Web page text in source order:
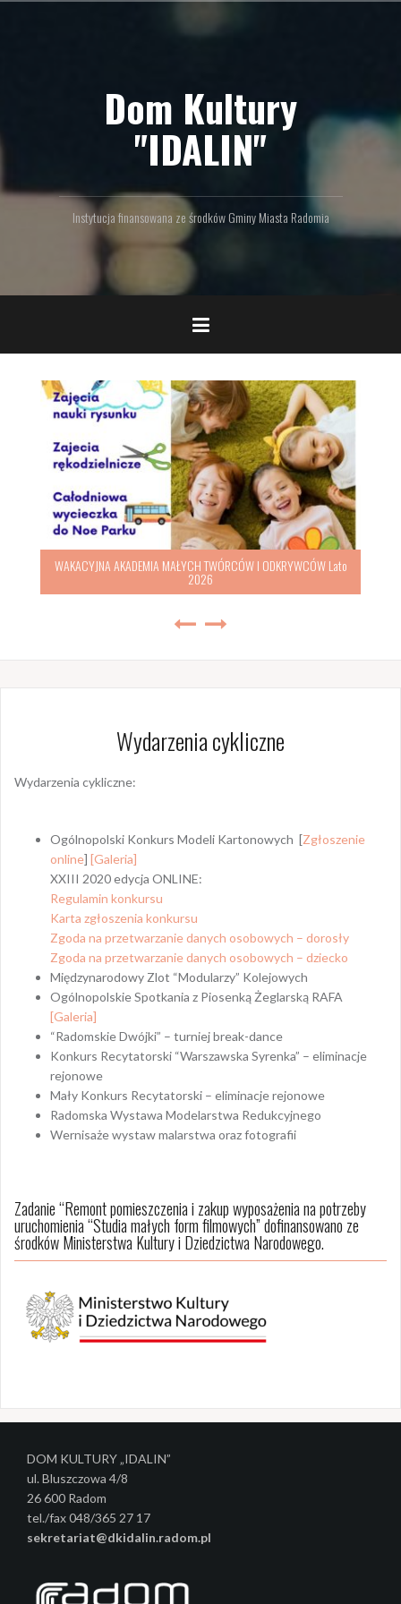
d
t
Dom Kultury
"IDALIN"
Instytucja finansowana ze środków Gminy Miasta Radomia
WAKACYJNA AKADEMIA MAŁYCH TWÓRCÓW I ODKRYWCÓW Lato
2026
Wydarzenia cykliczne
Wydarzenia cykliczne:
Ogólnopolski Konkurs Modeli Kartonowych [Zgłoszenie
online] [Galeria]
XXIII 2020 edycja ONLINE:
Regulamin konkursu
Karta zgłoszenia konkursu
Zgoda na przetwarzanie danych osobowych – dorosły
Zgoda na przetwarzanie danych osobowych – dziecko
Międzynarodowy Zlot “Modularzy” Kolejowych
Ogólnopolskie Spotkania z Piosenką Żeglarską RAFA
[Galeria]
“Radomskie Dwójki” – turniej break-dance
Konkurs Recytatorski “Warszawska Syrenka” – eliminacje
rejonowe
Mały Konkurs Recytatorski – eliminacje rejonowe
Radomska Wystawa Modelarstwa Redukcyjnego
Wernisaże wystaw malarstwa oraz fotografii
Zadanie “Remont pomieszczenia i zakup wyposażenia na potrzeby
uruchomienia “Studia małych form filmowych” dofinansowano ze
środków Ministerstwa Kultury i Dziedzictwa Narodowego.
DOM KULTURY „IDALIN”
ul. Bluszczowa 4/8
26 600 Radom
tel./fax 048/365 27 17
sekretariat@dkidalin.radom.pl